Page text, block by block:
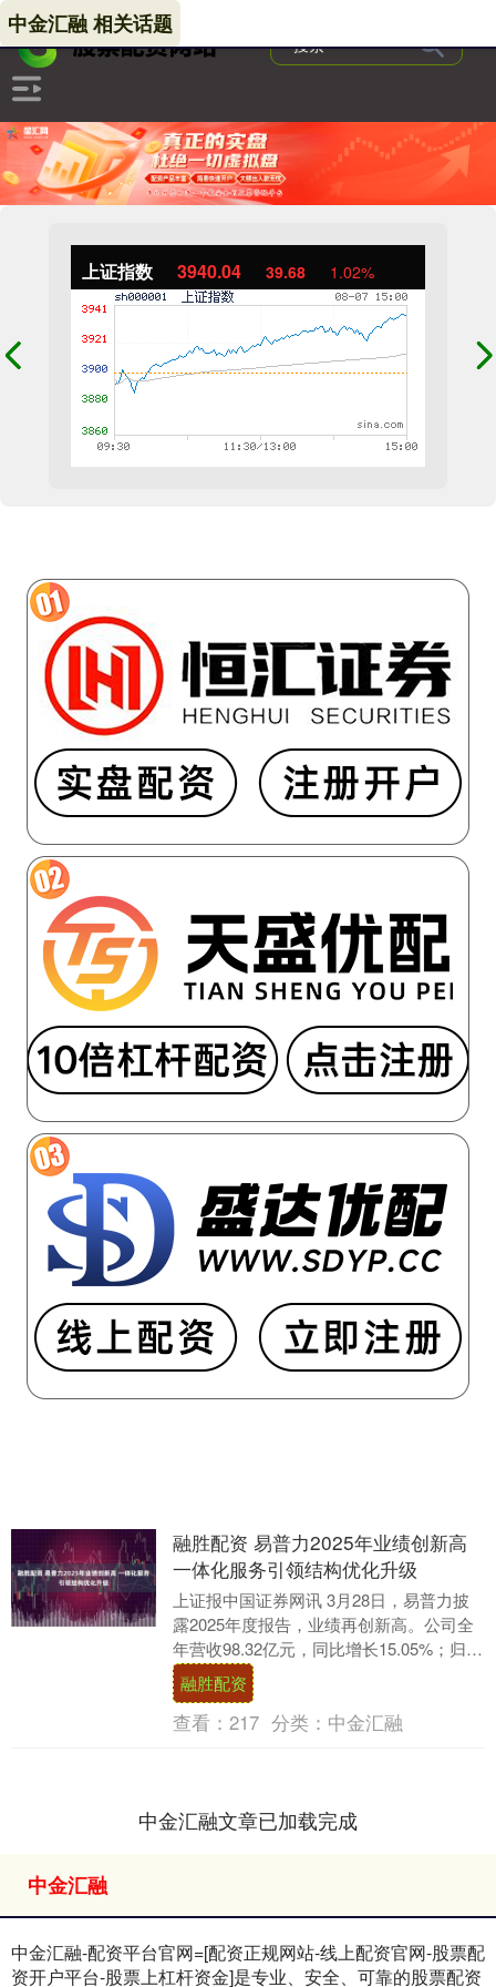
上证指数 3940.04 39.68 1.02%
中金汇融 相关话题
融胜配资 易普力2025年业绩创新高
一体化服务引领结构优化升级
上证报中国证券网讯 3月28日，易普力披
露2025年度报告，业绩再创新高。公司全
年营收98.32亿元，同比增长15.05%；归母
净利润7.93亿元，同比增长11....
融胜配资
查看： 217 分类： 中金汇融
中金汇融文章已加载完成
中金汇融
中金汇融-配资平台官网=[配资正规网站-线上配资官网-股票配
资开户平台-股票上杠杆资金]是专业、安全、可靠的股票配资